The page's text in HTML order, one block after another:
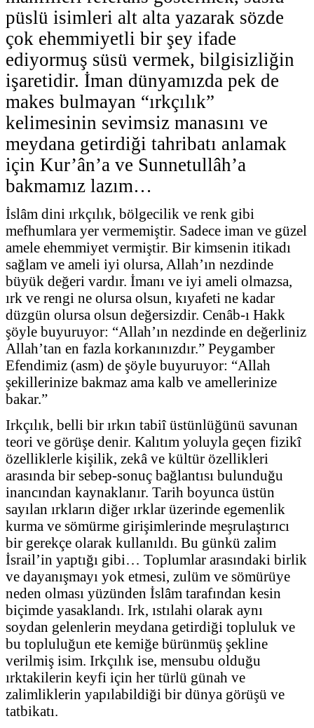
püslü isimleri alt alta yazarak sözde
çok ehemmiyetli bir şey ifade
ediyormuş süsü vermek, bilgisizliğin
işaretidir. İman dünyamızda pek de
makes bulmayan “ırkçılık”
kelimesinin sevimsiz manasını ve
meydana getirdiği tahribatı anlamak
için Kur’ân’a ve Sunnetullâh’a
bakmamız lazım…
İslâm dini ırkçılık, bölgecilik ve renk gibi
mefhumlara yer vermemiştir. Sadece iman ve güzel
amele ehemmiyet vermiştir. Bir kimsenin itikadı
sağlam ve ameli iyi olursa, Allah’ın nezdinde
büyük değeri vardır. İmanı ve iyi ameli olmazsa,
ırk ve rengi ne olursa olsun, kıyafeti ne kadar
düzgün olursa olsun değersizdir. Cenâb-ı Hakk
şöyle buyuruyor: “Allah’ın nezdinde en değerliniz
Allah’tan en fazla korkanınızdır.” Peygamber
Efendimiz (asm) de şöyle buyuruyor: “Allah
şekillerinize bakmaz ama kalb ve amellerinize
bakar.”
Irkçılık, belli bir ırkın tabiî üstünlüğünü savunan
teori ve görüşe denir. Kalıtım yoluyla geçen fizikî
özelliklerle kişilik, zekâ ve kültür özellikleri
arasında bir sebep-sonuç bağlantısı bulunduğu
inancından kaynaklanır. Tarih boyunca üstün
sayılan ırkların diğer ırklar üzerinde egemenlik
kurma ve sömürme girişimlerinde meşrulaştırıcı
bir gerekçe olarak kullanıldı. Bu günkü zalim
İsrail’in yaptığı gibi… Toplumlar arasındaki birlik
ve dayanışmayı yok etmesi, zulüm ve sömürüye
neden olması yüzünden İslâm tarafından kesin
biçimde yasaklandı. Irk, ıstılahi olarak aynı
soydan gelenlerin meydana getirdiği topluluk ve
bu topluluğun ete kemiğe bürünmüş şekline
verilmiş isim. Irkçılık ise, mensubu olduğu
ırktakilerin keyfi için her türlü günah ve
zalimliklerin yapılabildiği bir dünya görüşü ve
tatbikatı.